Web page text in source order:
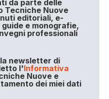
da parte delle
Tecniche Nuove
editoriali, e-
e monografie,
professionali
newsletter di
l'Informativa
Nuove e
dei miei dati